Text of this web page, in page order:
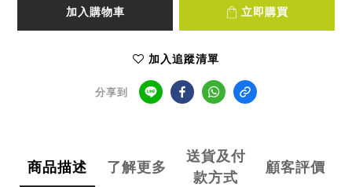
加入購物車 立即購買
加入追蹤清單
分享到
商品描述 了解更多
送貨及付
款方式
顧客評價